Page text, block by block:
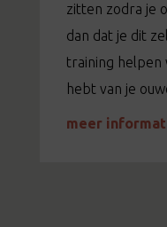
zitten zodra je
dan dat je dit
training helpen
hebt van je
meer